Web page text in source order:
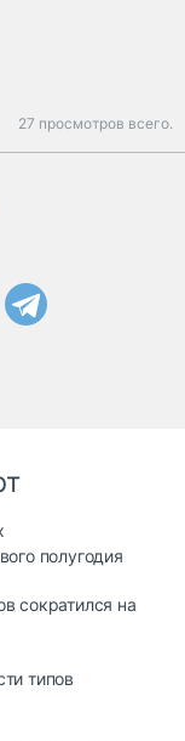
27 просмотров всего.
полугодия
сократился на
типов